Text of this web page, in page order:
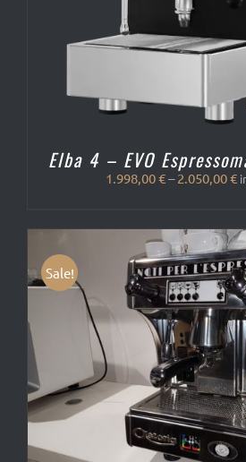
Elba 4 – EVO
1.998,00€–2.050,00€
Sale!